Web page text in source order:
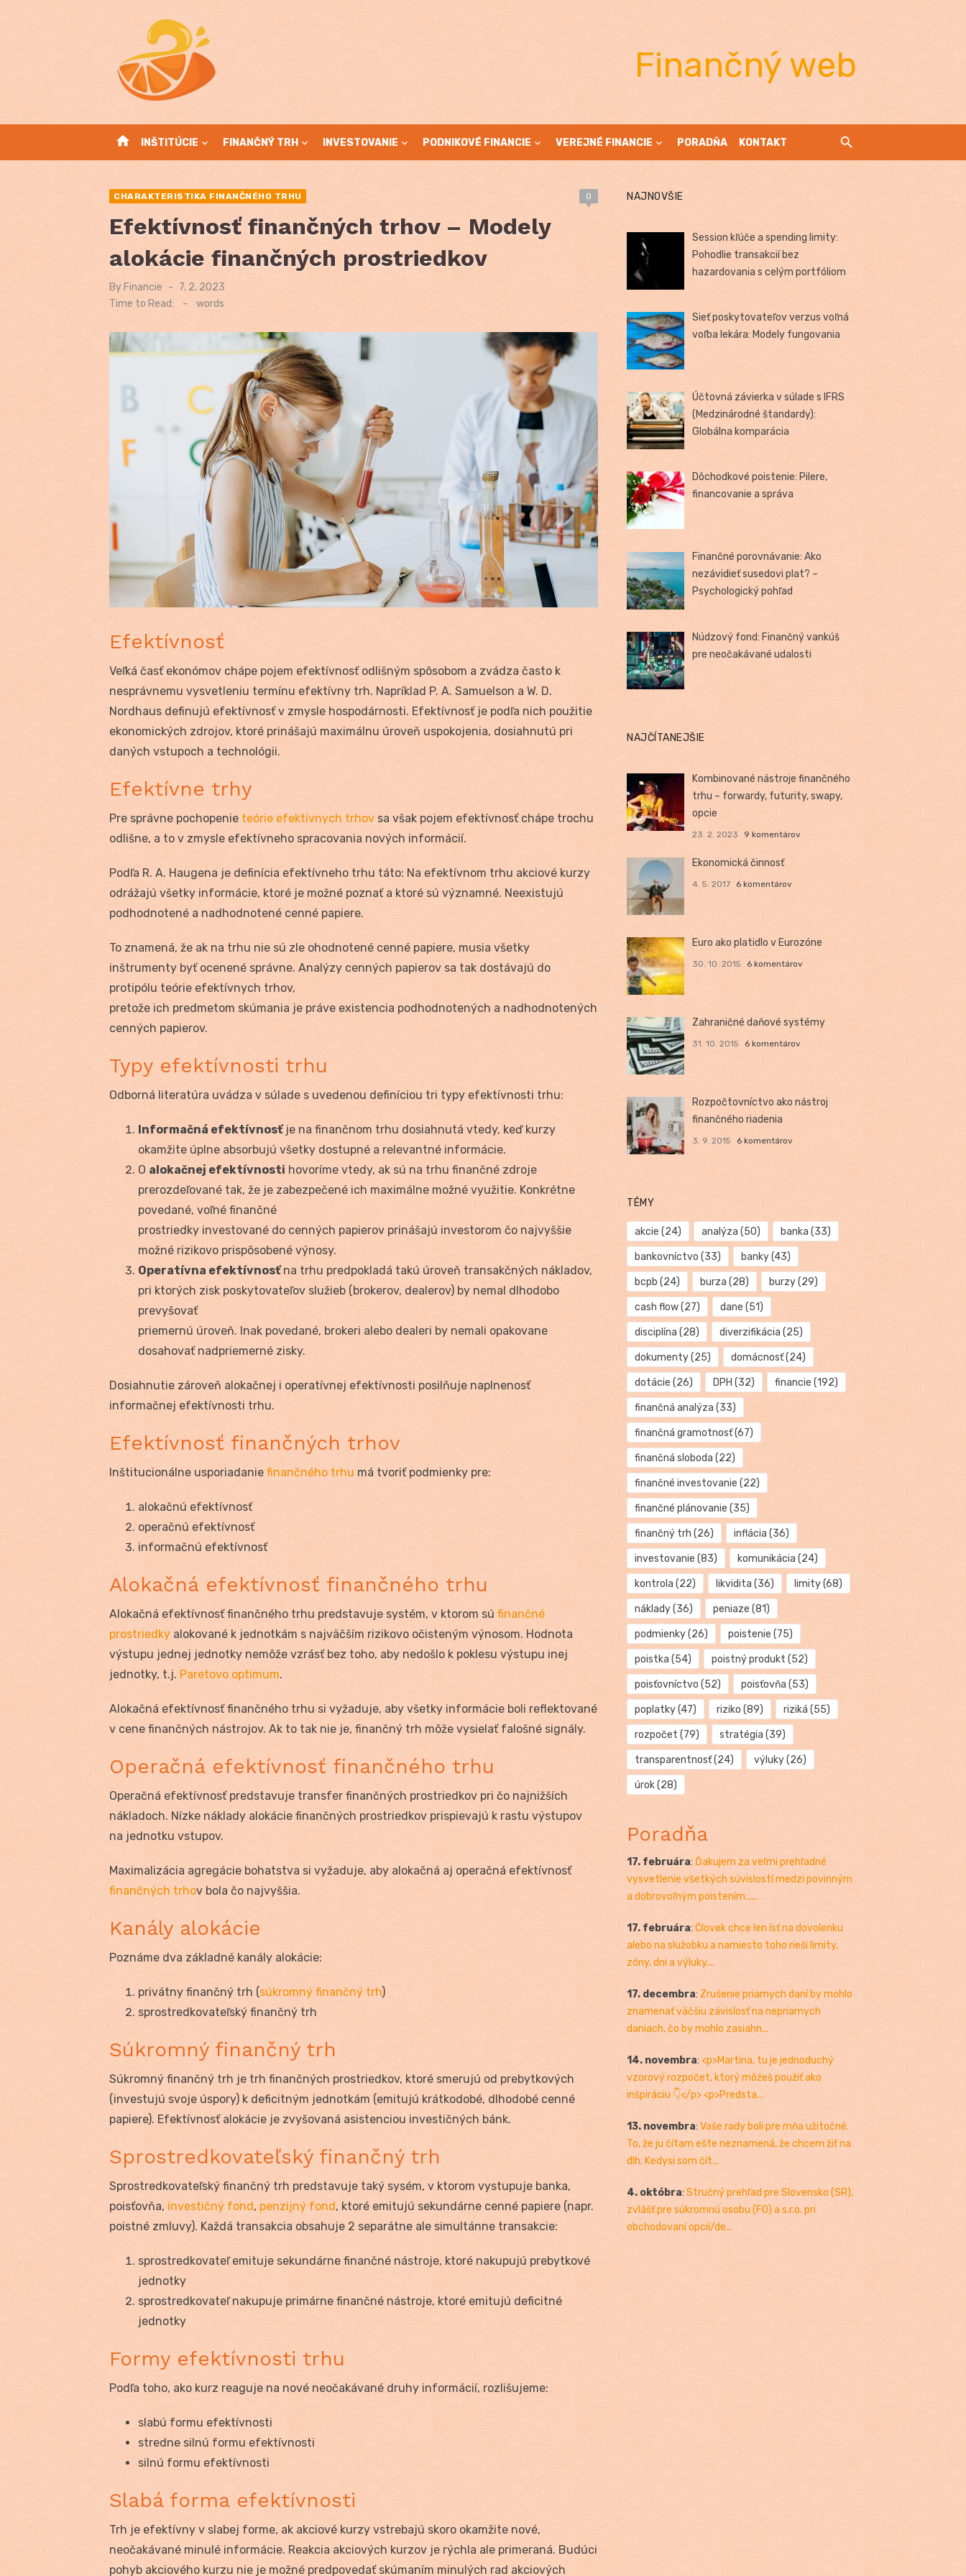
Finančný web
home INŠTITÚCIE FINANČNÝ TRH INVESTOVANIE PODNIKOVÉ FINANCIE VEREJNÉ FINANCIE PORADŇA KONTAKT
CHARAKTERISTIKA FINANČNÉHO TRHU 0
Efektívnosť finančných trhov – Modely
alokácie finančných prostriedkov
By Financie
Posted
7. 2. 2023
Time to Read:
- words
Efektívnosť
Veľká časť ekonómov chápe pojem efektívnosť odlišným spôsobom a zvádza často k
nesprávnemu vysvetleniu termínu efektívny trh. Napríklad P. A. Samuelson a W. D.
Nordhaus definujú efektívnosť v zmysle hospodárnosti. Efektívnosť je podľa nich použitie
ekonomických zdrojov, ktoré prinášajú maximálnu úroveň uspokojenia, dosiahnutú pri
daných vstupoch a technológii.
Efektívne trhy
Pre správne pochopenie teórie efektívnych trhov sa však pojem efektívnosť chápe trochu
odlišne, a to v zmysle efektívneho spracovania nových informácií.
Podľa R. A. Haugena je definícia efektívneho trhu táto: Na efektívnom trhu akciové kurzy
odrážajú všetky informácie, ktoré je možné poznať a ktoré sú významné. Neexistujú
podhodnotené a nadhodnotené cenné papiere.
To znamená, že ak na trhu nie sú zle ohodnotené cenné papiere, musia všetky
inštrumenty byť ocenené správne. Analýzy cenných papierov sa tak dostávajú do
protipólu teórie efektívnych trhov,
pretože ich predmetom skúmania je práve existencia podhodnotených a nadhodnotených
cenných papierov.
Typy efektívnosti trhu
Odborná literatúra uvádza v súlade s uvedenou definíciou tri typy efektívnosti trhu:
Informačná efektívnosťje na finančnom trhu dosiahnutá vtedy, keď kurzy
okamžite úplne absorbujú všetky dostupné a relevantné informácie.
O alokačnej efektívnosti hovoríme vtedy, ak sú na trhu finančné zdroje
prerozdeľované tak, že je zabezpečené ich maximálne možné využitie. Konkrétne
povedané, voľné finančné
prostriedky investované do cenných papierov prinášajú investorom čo najvyššie
možné rizikovo prispôsobené výnosy.
Operatívna efektívnosťna trhu predpokladá takú úroveň transakčných nákladov,
pri ktorých zisk poskytovateľov služieb (brokerov, dealerov) by nemal dlhodobo
prevyšovať
priemernú úroveň. Inak povedané, brokeri alebo dealeri by nemali opakovane
dosahovať nadpriemerné zisky.
Dosiahnutie zároveň alokačnej i operatívnej efektívnosti posilňuje naplnenosť
informačnej efektívnosti trhu.
Efektívnosť finančných trhov
Inštitucionálne usporiadanie finančného trhu má tvoriť podmienky pre:
alokačnú efektívnosť
operačnú efektívnosť
informačnú efektívnosť
Alokačná efektívnosť finančného trhu
Alokačná efektívnosť finančného trhu predstavuje systém, v ktorom sú finančné
prostriedky alokované k jednotkám s najväčším rizikovo očisteným výnosom. Hodnota
výstupu jednej jednotky nemôže vzrásť bez toho, aby nedošlo k poklesu výstupu inej
jednotky, t.j. Paretovo optimum.
Alokačná efektívnosť finančného trhu si vyžaduje, aby všetky informácie boli reflektované
v cene finančných nástrojov. Ak to tak nie je, finančný trh môže vysielať falošné signály.
Operačná efektívnosť finančného trhu
Operačná efektívnosť predstavuje transfer finančných prostriedkov pri čo najnižších
nákladoch. Nízke náklady alokácie finančných prostriedkov prispievajú k rastu výstupov
na jednotku vstupov.
Maximalizácia agregácie bohatstva si vyžaduje, aby alokačná aj operačná efektívnosť
finančných trhov bola čo najvyššia.
Kanály alokácie
Poznáme dva základné kanály alokácie:
privátny finančný trh (súkromný finančný trh)
sprostredkovateľský finančný trh
Súkromný finančný trh
Súkromný finančný trh je trh finančných prostriedkov, ktoré smerujú od prebytkových
(investujú svoje úspory) k deficitným jednotkám (emitujú krátkodobé, dlhodobé cenné
papiere). Efektívnosť alokácie je zvyšovaná asistenciou investičných bánk.
Sprostredkovateľský finančný trh
Sprostredkovateľský finančný trh predstavuje taký sysém, v ktorom vystupuje banka,
poisťovňa, investičný fond, penzijný fond, ktoré emitujú sekundárne cenné papiere (napr.
poistné zmluvy). Každá transakcia obsahuje 2 separátne ale simultánne transakcie:
sprostredkovateľ emituje sekundárne finančné nástroje, ktoré nakupujú prebytkové
jednotky
sprostredkovateľ nakupuje primárne finančné nástroje, ktoré emitujú deficitné
jednotky
Formy efektívnosti trhu
Podľa toho, ako kurz reaguje na nové neočakávané druhy informácií, rozlišujeme:
slabú formu efektívnosti
stredne silnú formu efektívnosti
silnú formu efektívnosti
Slabá forma efektívnosti
Trh je efektívny v slabej forme, ak akciové kurzy vstrebajú skoro okamžite nové,
neočakávané minulé informácie. Reakcia akciových kurzov je rýchla ale primeraná. Budúci
pohyb akciového kurzu nie je možné predpovedať skúmaním minulých rad akciových
NAJNOVŠIE
Session kľúče a spending limity:
Pohodlie transakcií bez
hazardovania s celým portfóliom
Sieť poskytovateľov verzus voľná
voľba lekára: Modely fungovania
Účtovná závierka v súlade s IFRS
(Medzinárodné štandardy):
Globálna komparácia
Dôchodkové poistenie: Pilere,
financovanie a správa
Finančné porovnávanie: Ako
nezávidieť susedovi plat? –
Psychologický pohľad
Núdzový fond: Finančný vankúš
pre neočakávané udalosti
NAJČÍTANEJŠIE
Kombinované nástroje finančného
trhu – forwardy, futurity, swapy,
opcie
23. 2. 2023 9 komentárov
Ekonomická činnosť
4. 5. 2017 6 komentárov
Euro ako platidlo v Eurozóne
30. 10. 2015 6 komentárov
Zahraničné daňové systémy
31. 10. 2015 6 komentárov
Rozpočtovníctvo ako nástroj
finančného riadenia
3. 9. 2015 6 komentárov
TÉMY
akcie (24) analýza (50) banka (33)
bankovníctvo (33) banky(43)
bcpb (24) burza (28) burzy(29)
cash flow(27) dane (51)
disciplína (28) diverzifikácia (25)
dokumenty(25) domácnosť(24)
dotácie (26) DPH (32) financie (192)
finančná analýza (33)
finančná gramotnosť(67)
finančná sloboda (22)
finančné investovanie (22)
finančné plánovanie (35)
finančný trh (26) inflácia (36)
investovanie (83) komunikácia (24)
kontrola (22) likvidita (36) limity(68)
náklady(36) peniaze (81)
podmienky(26) poistenie (75)
poistka (54) poistný produkt (52)
poisťovníctvo (52) poisťovňa (53)
poplatky(47) riziko (89) riziká (55)
rozpočet (79) stratégia (39)
transparentnosť(24) výluky(26)
úrok(28)
Poradňa
17. februára: Ďakujem za veľmi prehľadné
vysvetlenie všetkých súvislostí medzi povinným
a dobrovoľným poistením......
17. februára: Človek chce len ísť na dovolenku
alebo na služobku a namiesto toho rieši limity,
zóny, dni a výluky....
17. decembra: Zrušenie priamych daní by mohlo
znamenať väčšiu závislosť na nepriamych
daniach, čo by mohlo zasiahn...
14. novembra: <p>Martina, tu je jednoduchý
vzorový rozpočet, ktorý môžeš použiť ako
inšpiráciu 👇</p> <p>Predsta...
13. novembra: Vaše rady boli pre mňa užitočné.
To, že ju čítam ešte neznamená, že chcem žiť na
dlh. Kedysi som čít...
4. októbra: Stručný prehľad pre Slovensko (SR),
zvlášť pre súkromnú osobu (FO) a s.r.o. pri
obchodovaní opcií/de...